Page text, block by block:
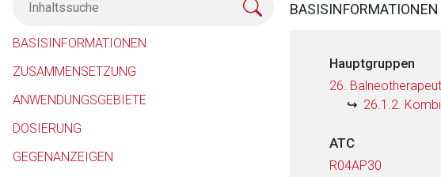
BASISINFORMATIONEN
ZUSAMMENSETZUNG
ANWENDUNGSGEBIETE
DOSIERUNG
GEGENANZEIGEN
BASISINFORMATIONEN
Hauptgruppen
26.
26.1.2.
ATC
R04AP30